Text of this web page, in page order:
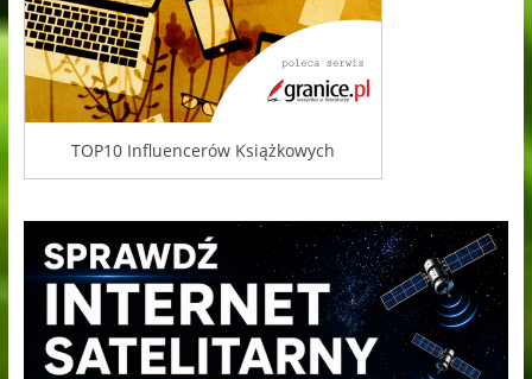
TOP10 Influencerów Książkowych